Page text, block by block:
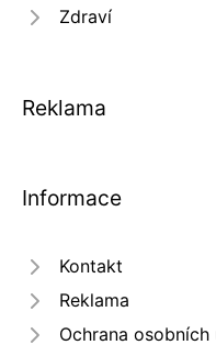
Zdraví
Reklama
Informace
Kontakt
Reklama
Ochrana osobních